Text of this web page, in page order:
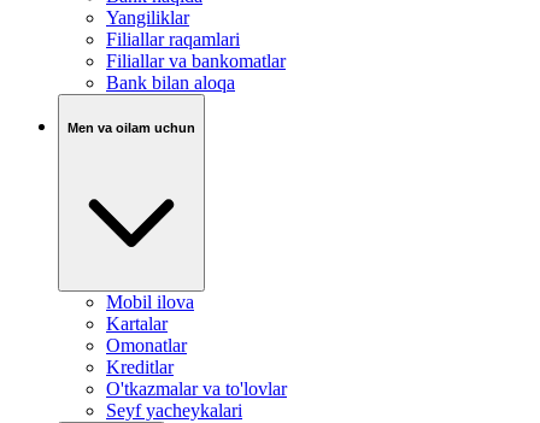
Yangiliklar
Filiallar raqamlari
Filiallar va bankomatlar
Bank bilan aloqa
Men va oilam uchun
Mobil ilova
Kartalar
Omonatlar
Kreditlar
O'tkazmalar va to'lovlar
Seyf yacheykalari